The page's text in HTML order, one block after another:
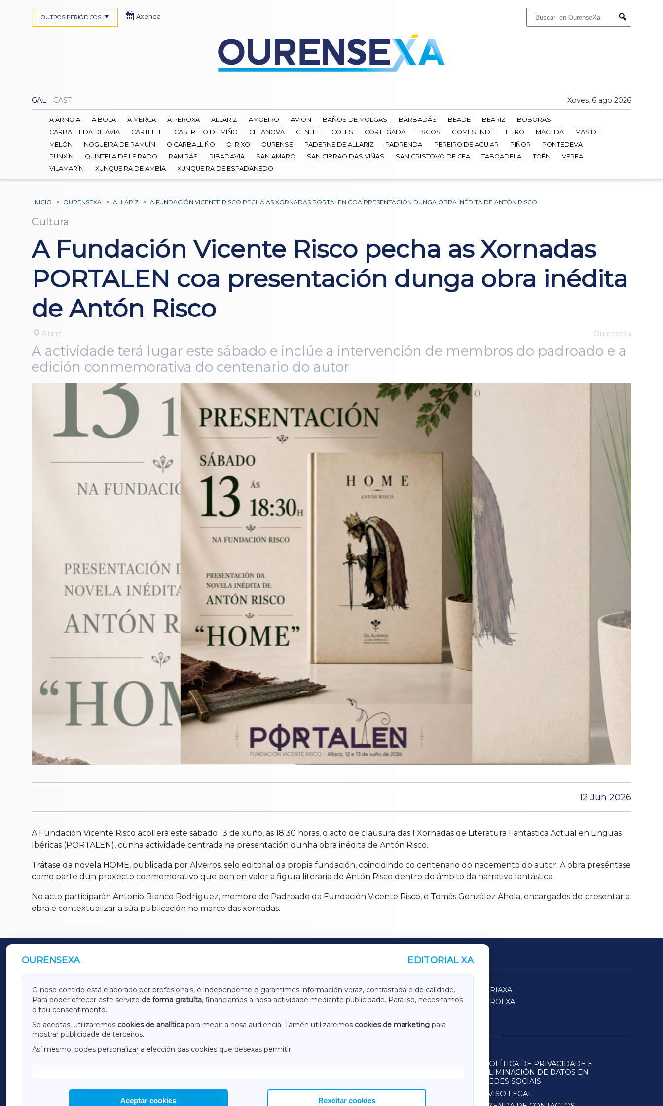
Submit
GAL CAST Xoves, 6 ago 2026
OUTROS PERIÓDICOS Axenda
A ARNOIA A BOLA A MERCA A PEROXA ALLARIZ AMOEIRO AVIÓN BAÑOS DE MOLGAS BARBADÁS BEADE BEARIZ
BOBORÁS
CARBALLEDA DE AVIA
CARTELLE CASTRELO DE MIÑO CELANOVA CENLLE COLES CORTEGADA ESGOS GOMESENDE LEIRO MACEDA
MASIDE
MELÓN
NOGUEIRA DE RAMUÍN O CARBALLIÑO O IRIXO OURENSE PADERNE DE ALLARIZ PADRENDA PEREIRO DE AGUIAR PIÑOR
PONTEDEVA
PUNXÍN
QUINTELA DE LEIRADO RAMIRÁS RIBADAVIA SAN AMARO SAN CIBRAO DAS VIÑAS SAN CRISTOVO DE CEA TABOADELA TOÉN
VEREA
VILAMARÍN
XUNQUEIRA DE AMBÍA XUNQUEIRA DE ESPADANEDO
INICIO > OURENSEXA > ALLARIZ > A FUNDACIÓN VICENTE RISCO PECHA AS XORNADAS PORTALEN COA PRESENTACIÓN DUNGA OBRA INÉDITA DE ANTÓN RISCO
Cultura
A Fundación Vicente Risco pecha as Xornadas
PORTALEN coa presentación dunga obra inédita
de Antón Risco
Allariz OurenseXa
A actividade terá lugar este sábado e inclúe a intervención de membros do padroado e a
edición conmemorativa do centenario do autor
12 Jun 2026
A Fundación Vicente Risco acollerá este sábado 13 de xuño, ás 18.30 horas, o acto de clausura das I Xornadas de Literatura Fantástica Actual en Linguas
Ibéricas (PORTALEN), cunha actividade centrada na presentación dunha obra inédita de Antón Risco.
Trátase da novela HOME, publicada por Alveiros, selo editorial da propia fundación, coincidindo co centenario do nacemento do autor. A obra preséntase
como parte dun proxecto conmemorativo que pon en valor a figura literaria de Antón Risco dentro do ámbito da narrativa fantástica.
No acto participarán Antonio Blanco Rodríguez, membro do Padroado da Fundación Vicente Risco, e Tomás González Ahola, encargados de presentar a
obra e contextualizar a súa publicación no marco das xornadas.
OURENSEXA EDITORIAL XA
O noso contido está elaborado por profesionais, é independente e garantimos información veraz, contrastada e de calidade.
Para poder ofrecer este servizo de forma gratuíta, financiamos a nosa actividade mediante publicidade. Para iso, necesitamos
o teu consentimento.
Se aceptas, utilizaremos cookies de analítica para medir a nosa audiencia. Tamén utilizaremos cookies de marketing para
mostrar publicidade de terceiros.
Así mesmo, podes personalizar a elección das cookies que desexas permitir.
Aceptar cookies Rexeitar cookies
OUTROS PERIÓDICOS
GALICIAXA LUGOXA TERRACHAXA
SARRIAXA
AMARIÑAXA
RIBEIRASACRAXA ACORUÑAXA
FERROLXA
OURENSEXA
HEMEROTECA
POLÍTICA DE PRIVACIDADE E
ELIMINACIÓN DE DATOS EN
REDES SOCIAIS
AVISO LEGAL